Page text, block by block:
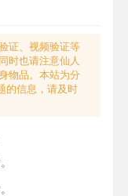
证、视频验证等
时也请注意仙人
物品。本站为分
的信息，请及时